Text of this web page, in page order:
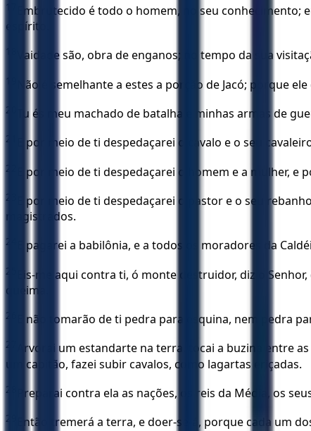
17
Embrutecido é todo o homem, no seu
espírito.
18 Vaidade são, obra de enganos; no tempo da sua
19 Não é semelhante a estes a porção de Jacó; porque
20 Tu és meu machado de batalha e minhas armas de
21 E por meio de ti despedaçarei o cavalo e o seu
22 E por meio de ti despedaçarei o homem e a mulher,
23
E por meio de ti despedaçarei o pastor e o seu
magistrados.
24 E pagarei a babilônia, e a todos os moradores da
25
Eis-me aqui contra ti, ó monte destruidor, diz o
queima.
26 E não tomarão de ti pedra para esquina, nem pedra
27
Arvorai um estandarte na terra, tocai a buzina entre
um capitão, fazei subir cavalos, como lagartas eriçadas.
28 Preparai contra ela as nações, os reis da Média, os
29 Então tremerá a terra, e doer-se-á, porque cada um